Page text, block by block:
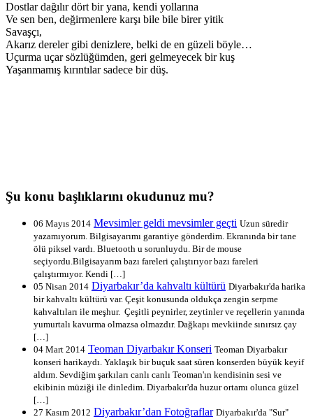
Dostlar dağılır dört bir yana, kendi yollarına
Ve sen ben, değirmenlere karşı bile bile birer yitik
Savaşçı,
Akarız dereler gibi denizlere, belki de en güzeli böyle…
Uçurma uçar sözlüğümden, geri gelmeyecek bir kuş
Yaşanmamış kırıntılar sadece bir düş.
Şu konu başlıklarını okudunuz mu?
06 Mayıs 2014 Mevsimler geldi mevsimler geçti Uzun süredir
yazamıyorum. Bilgisayarımı garantiye gönderdim. Ekranında bir tane
ölü piksel vardı. Bluetooth u sorunluydu. Bir de mouse
seçiyordu.Bilgisayarım bazı fareleri çalıştırıyor bazı fareleri
çalıştırmıyor. Kendi […]
05 Nisan 2014 Diyarbakır’da kahvaltı kültürü Diyarbakır'da harika
bir kahvaltı kültürü var. Çeşit konusunda oldukça zengin serpme
kahvaltıları ile meşhur. Çeşitli peynirler, zeytinler ve reçellerin yanında
yumurtalı kavurma olmazsa olmazdır. Dağkapı mevkiinde sınırsız çay
[…]
04 Mart 2014 Teoman Diyarbakır Konseri Teoman Diyarbakır
konseri harikaydı. Yaklaşık bir buçuk saat süren konserden büyük keyif
aldım. Sevdiğim şarkıları canlı canlı Teoman'ın kendisinin sesi ve
ekibinin müziği ile dinledim. Diyarbakır'da huzur ortamı olunca güzel
[…]
27 Kasım 2012 Diyarbakır’dan Fotoğraflar Diyarbakır'da "Sur"